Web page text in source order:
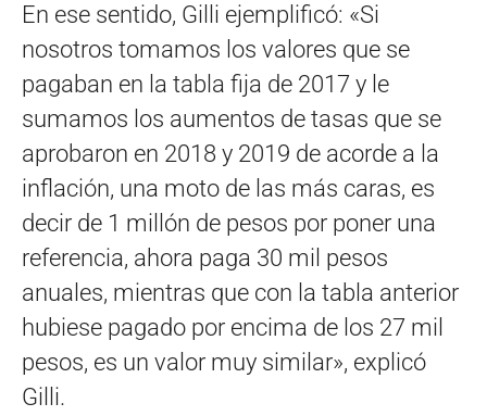
En ese sentido, Gilli ejemplificó: «Si
nosotros tomamos los valores que se
pagaban en la tabla fija de 2017 y le
sumamos los aumentos de tasas que se
aprobaron en 2018 y 2019 de acorde a la
inflación, una moto de las más caras, es
decir de 1 millón de pesos por poner una
referencia, ahora paga 30 mil pesos
anuales, mientras que con la tabla anterior
hubiese pagado por encima de los 27 mil
pesos, es un valor muy similar», explicó
Gilli.